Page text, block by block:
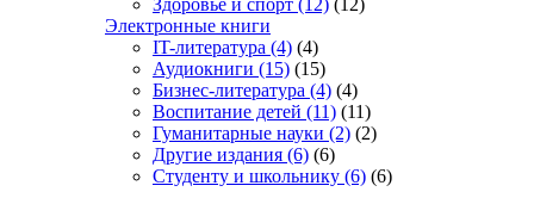
Здоровье и спорт (12) (12)
Электронные книги
IT-литература (4) (4)
Аудиокниги (15) (15)
Бизнес-литература (4) (4)
Воспитание детей (11) (11)
Гуманитарные науки (2) (2)
Другие издания (6) (6)
Студенту и школьнику (6) (6)